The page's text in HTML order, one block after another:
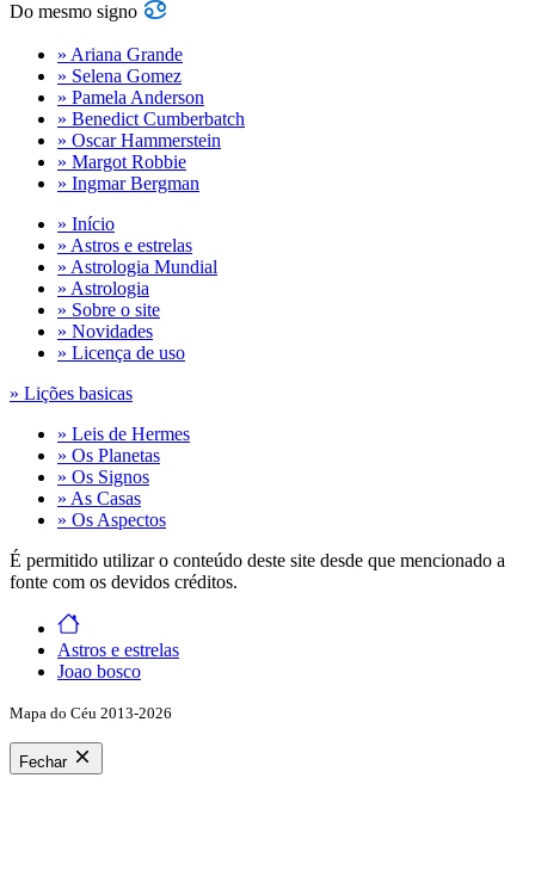
Do mesmo signo
» Ariana Grande
» Selena Gomez
» Pamela Anderson
» Benedict Cumberbatch
» Oscar Hammerstein
» Margot Robbie
» Ingmar Bergman
» Início
» Astros e estrelas
» Astrologia Mundial
» Astrologia
» Sobre o site
» Novidades
» Licença de uso
» Lições basicas
» Leis de Hermes
» Os Planetas
» Os Signos
» As Casas
» Os Aspectos
É permitido utilizar o conteúdo deste site desde que mencionado a
fonte com os devidos créditos.
Astros e estrelas
Joao bosco
Mapa do Céu 2013-2026
Fechar